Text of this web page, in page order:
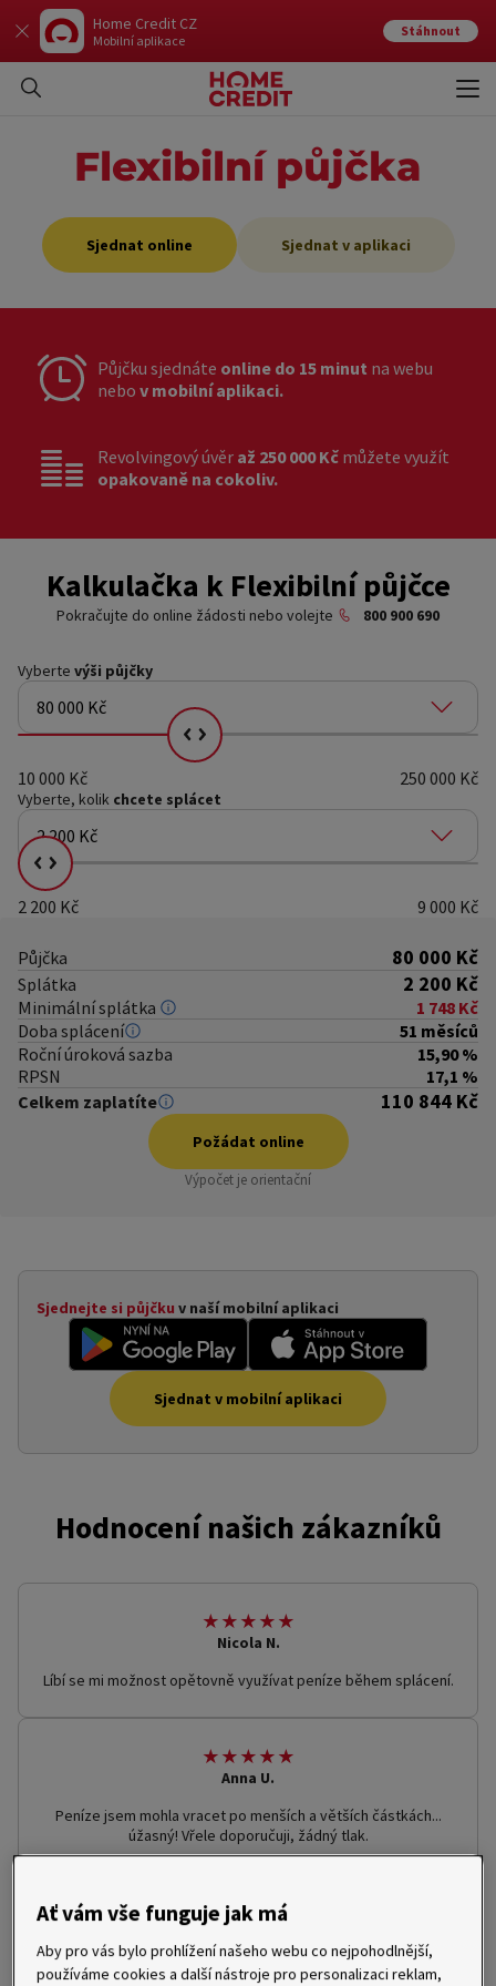
Home Credit CZ
Mobilní aplikace
Stáhnout
Flexibilní půjčka
Sjednat online Sjednat v aplikaci
Půjčku sjednáte online do 15 minut na webu
nebo v mobilní aplikaci.
Revolvingový úvěr až 250 000 Kč můžete využít
opakovaně na cokoliv.
Kalkulačka k Flexibilní půjčce
Pokračujte do online žádosti nebo volejte 800 900 690
Vyberte výši půjčky
80 000 Kč
Vyberte kolik chcete splácet
10 000 Kč
250 000 Kč
Vyberte, kolik chcete splácet
2 200 Kč
Vyberte kolik chcete splácet
2 200 Kč
9 000 Kč
Půjčka 80 000 Kč
Splátka 2 200 Kč
Minimální splátka
1 748 Kč
Doba splácení
51 měsíců
Roční úroková sazba
15,90 %
RPSN
17,1 %
Celkem zaplatíte
110 844 Kč
Požádat online
Výpočet je orientační
Sjednejte si půjčku v naší mobilní aplikaci
Sjednat v mobilní aplikaci
Hodnocení našich zákazníků
★★★★★
Nicola N.
Líbí se mi možnost opětovně využívat peníze během splácení.
★★★★★
Anna U.
Peníze jsem mohla vracet po menších a větších částkách...
úžasný! Vřele doporučuji, žádný tlak.
★★★★★
Martin K.
Vše bylo vždy rychle. Aplikace funguje dobře. Peníze
Ať vám vše funguje jak má
Aby pro vás bylo prohlížení našeho webu co nejpohodlnější,
používáme cookies a další nástroje pro personalizaci reklam,